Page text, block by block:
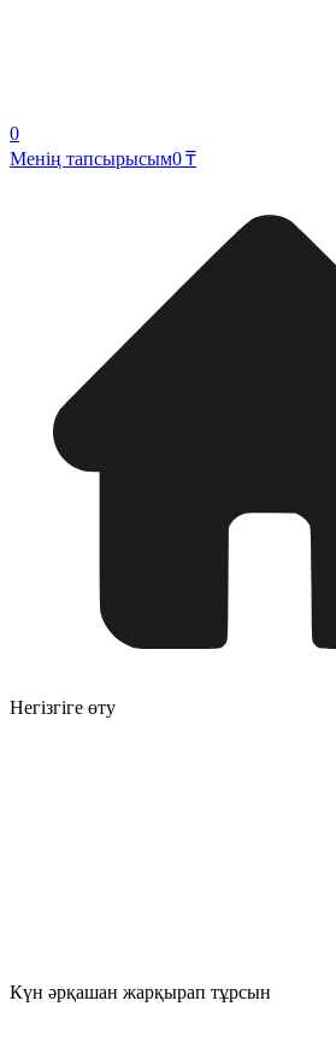
0
Менің тапсырысым0 ₸
Негізгіге өту
Күн әрқашан жарқырап тұрсын